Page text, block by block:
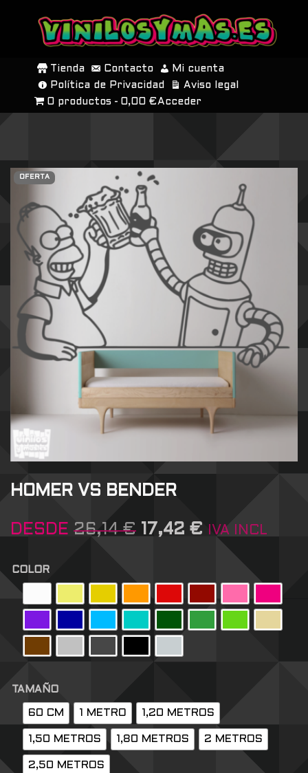
SALTAR
CONTENIDO
Tienda Contacto
Mi cuenta
Política de Privacidad
Aviso legal
0 productos
0,00 € Acceder
OFERTA
HOMER VS BENDER
DESDE 26,14€ 17,42 € IVA INCL
COLOR
TAMAÑO
60 CM 1 METRO 1,20 METROS
1,50 METROS 1,80 METROS 2 METROS
2,50 METROS